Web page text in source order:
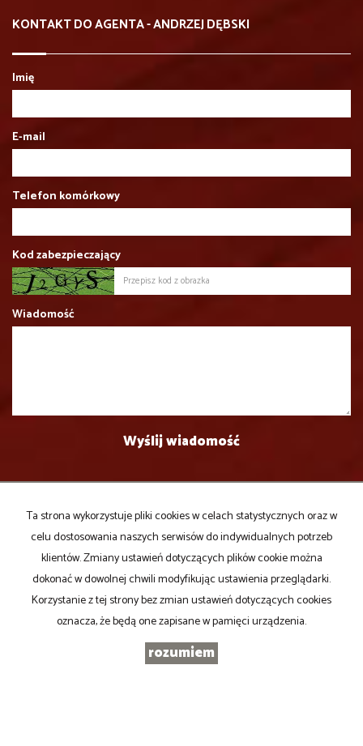
KONTAKT DO AGENTA - ANDRZEJ DĘBSKI
Imię
E-mail
Telefon komórkowy
Kod zabezpieczający
Wiadomość
PROPERTY Agencja Nieruchomości Dębski Andrzej
90-419 Łódź,
Al. Kościuszki 8 lok.2
Godziny otwarcia biura
10.00 - 14.00 po wcześniejszym umówieniu telefonicznym
Ta strona wykorzystuje pliki cookies w celach statystycznych oraz w
celu dostosowania naszych serwisów do indywidualnych potrzeb
klientów. Zmiany ustawień dotyczących plików cookie można
dokonać w dowolnej chwili modyfikując ustawienia przeglądarki.
Korzystanie z tej strony bez zmian ustawień dotyczących cookies
oznacza, że będą one zapisane w pamięci urządzenia.
rozumiem